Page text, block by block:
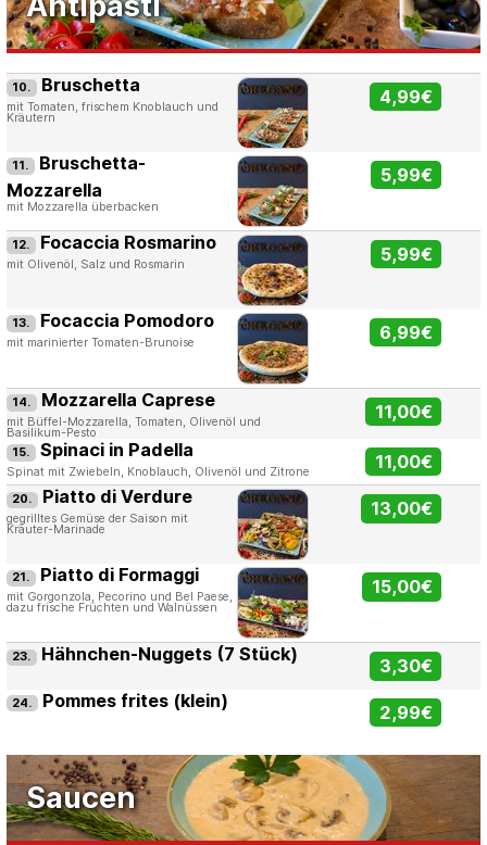
10. Bruschetta
mit Tomaten, frischem Knoblauch und
Kräutern
4,99€
11. Bruschetta-
Mozzarella
mit Mozzarella überbacken
5,99€
12. Focaccia Rosmarino
mit Olivenöl, Salz und Rosmarin 5,99€
13. Focaccia Pomodoro
mit marinierter Tomaten-Brunoise 6,99€
14. Mozzarella Caprese
mit Büffel-Mozzarella, Tomaten, Olivenöl und
Basilikum-Pesto
11,00€
15. Spinaci in Padella
Spinat mit Zwiebeln, Knoblauch, Olivenöl und Zitrone 11,00€
20. Piatto di Verdure
gegrilltes Gemüse der Saison mit
Kräuter-Marinade
13,00€
21. Piatto di Formaggi
mit Gorgonzola, Pecorino und Bel Paese,
dazu frische Früchten und Walnüssen
15,00€
23. Hähnchen-Nuggets (7 Stück)
3,30€
24. Pommes frites (klein)
2,99€
Saucen